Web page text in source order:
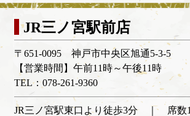
JR三ノ宮駅前店
〒651-0095 神戸市中央区旭通5-3-5
【営業時間】午前11時～午後11時
TEL：078-261-9360
JR三ノ宮駅東口より徒歩3分 ｜ 席数